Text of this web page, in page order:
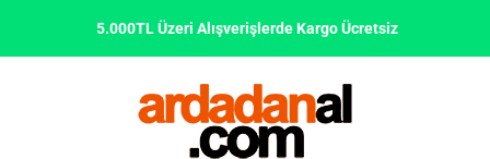
5.000TL Üzeri Alışverişlerde Kargo Ücretsiz